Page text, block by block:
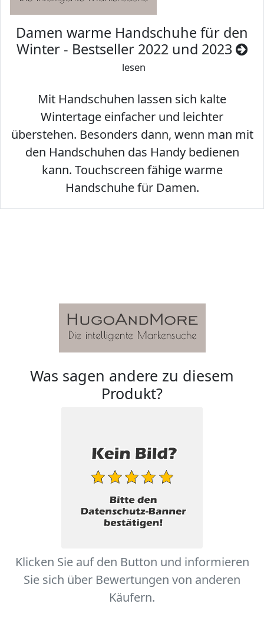
Damen warme Handschuhe für den
Winter - Bestseller 2022 und 2023
lesen
Mit Handschuhen lassen sich kalte
Wintertage einfacher und leichter
überstehen. Besonders dann, wenn man mit
den Handschuhen das Handy bedienen
kann. Touchscreen fähige warme
Handschuhe für Damen.
Was sagen andere zu diesem
Produkt?
Klicken Sie auf den Button und informieren
Sie sich über Bewertungen von anderen
Käufern.